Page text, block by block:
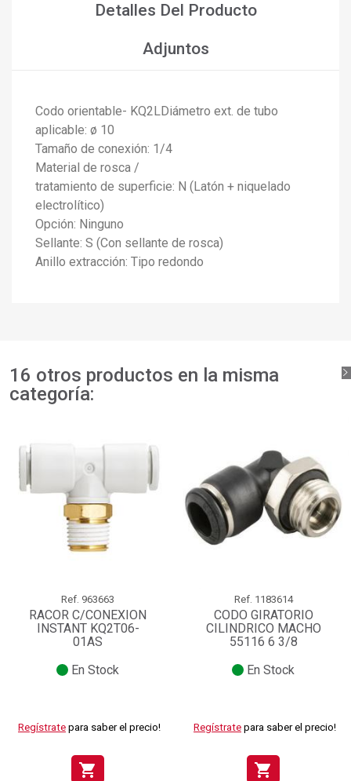
Añadir a la lista de deseos
Crear lista de deseos ×
Nombre de la lista de deseos
Iniciar sesión
Debe iniciar sesión para guardar productos en su lista de
Detalles Del Producto
Adjuntos
Codo orientable- KQ2LDiámetro ext. de tubo
aplicable: ø 10
Tamaño de conexión: 1/4
Material de rosca /
tratamiento de superficie: N (Latón + niquelado
electrolítico)
Opción: Ninguno
Sellante: S (Con sellante de rosca)
Anillo extracción: Tipo redondo
16 otros productos en la misma
categoría:
Ref. 963663
RACOR C/CONEXION
INSTANT KQ2T06-
01AS
En Stock
Regístrate para saber el precio!
shopping_cart
Ref. 1183614
CODO GIRATORIO
CILINDRICO MACHO
55116 6 3/8
En Stock
Regístrate para saber el precio!
shopping_cart